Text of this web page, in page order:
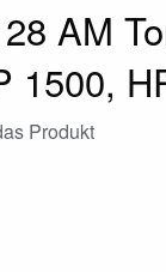
AM
1500,
Produkt